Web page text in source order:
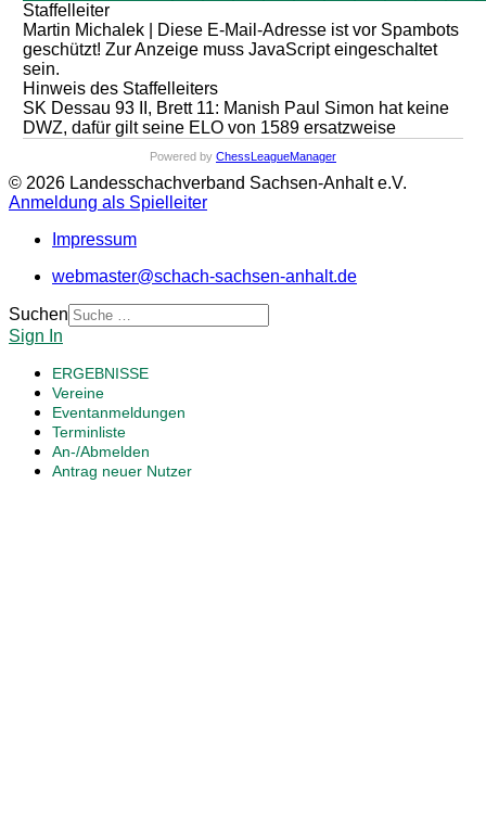
Staffelleiter
Martin Michalek |
Diese E-Mail-Adresse ist vor Spambots
geschützt! Zur Anzeige muss JavaScript eingeschaltet
sein.
Hinweis des Staffelleiters
SK Dessau 93 II, Brett 11: Manish Paul Simon hat keine
DWZ, dafür gilt seine ELO von 1589 ersatzweise
Powered by ChessLeagueManager
© 2026 Landesschachverband Sachsen-Anhalt e.V.
Anmeldung als Spielleiter
Impressum
webmaster@schach-sachsen-anhalt.de
Suchen
Sign In
ERGEBNISSE
Vereine
Eventanmeldungen
Terminliste
An-/Abmelden
Antrag neuer Nutzer